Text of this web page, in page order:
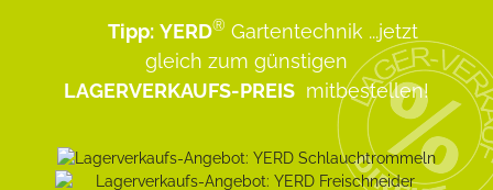
Tipp: YERD® Gartentechnik ...jetzt
gleich zum günstigen
LAGERVERKAUFS-PREIS mitbestellen!